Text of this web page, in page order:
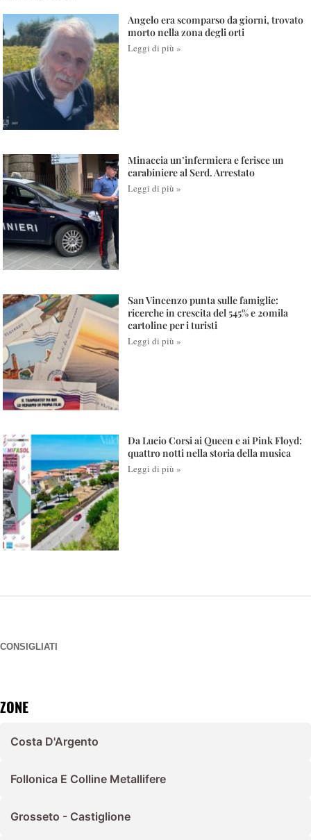
Angelo era scomparso da giorni, trovato
morto nella zona degli orti
Leggi di più »
Minaccia un’infermiera e ferisce un
carabiniere al Serd. Arrestato
Leggi di più »
San Vincenzo punta sulle famiglie:
ricerche in crescita del 545% e 20mila
cartoline per i turisti
Leggi di più »
Da Lucio Corsi ai Queen e ai Pink Floyd:
quattro notti nella storia della musica
Leggi di più »
CONSIGLIATI
ZONE
Costa D'Argento
Follonica E Colline Metallifere
Grosseto - Castiglione